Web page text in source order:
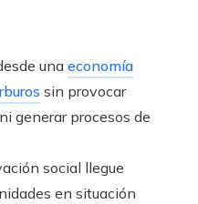
una economía
sin provocar
generar procesos de
social llegue
en situación